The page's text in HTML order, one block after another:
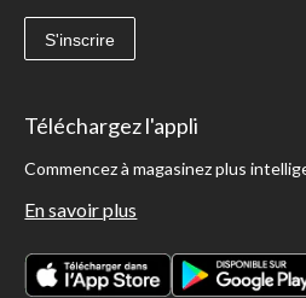
S'inscrire
Téléchargez l'appli
Commencez à magasinez plus
En savoir plus